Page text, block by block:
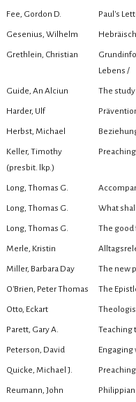
Fee, Gordon D. Paul's
Gesenius, Wilhelm
Grethlein, Christian
Lebens /
Guide, An Alciun The
Harder, Ulf
Herbst, Michael
Keller, Timothy
(presbit. lkp.)
Long, Thomas G.
Long, Thomas G. What
Long, Thomas G. The good
Merle, Kristin
Miller, Barbara Day The new
O'Brien, Peter Thomas The
Otto, Eckart
Parett, Gary A. Teaching
Peterson, David Engaging
Quicke, Michael J.
Reumann, John